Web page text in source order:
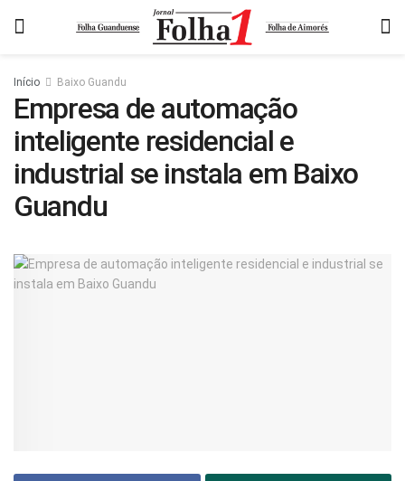
Início Baixo Guandu
Empresa de automação
inteligente residencial e
industrial se instala em Baixo
Guandu